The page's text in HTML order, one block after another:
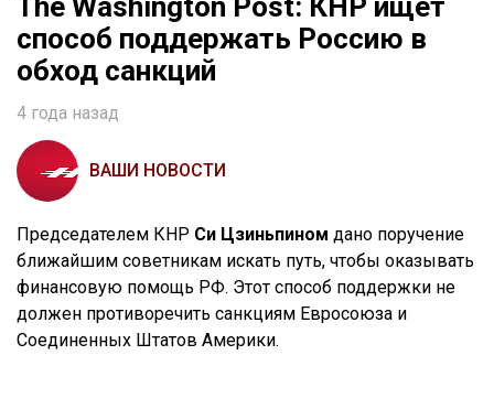
The Washington Post: КНР ищет
способ поддержать Россию в
обход санкций
4 года назад
ВАШИ НОВОСТИ
Председателем КНР Си Цзиньпином дано поручение
ближайшим советникам искать путь, чтобы оказывать
финансовую помощь РФ. Этот способ поддержки не
должен противоречить санкциям Евросоюза и
Соединенных Штатов Америки.